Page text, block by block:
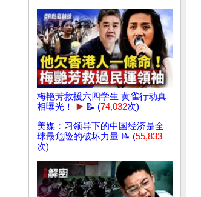
梅艳芳救援六四学生 黄雀行动真
相曝光！
▶️ 📝 (74,032次)
美媒：习领导下的中国经济是全
球最危险的破坏力量 📝 (55,833
次)